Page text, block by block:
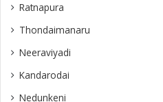
Ratnapura
Thondaimanaru
Neeraviyadi
Kandarodai
Nedunkeni